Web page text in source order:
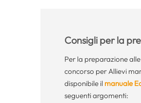
Consigli per la
Per la preparazione
concorso per Allievi
disponibile il manuale
seguenti argomenti: